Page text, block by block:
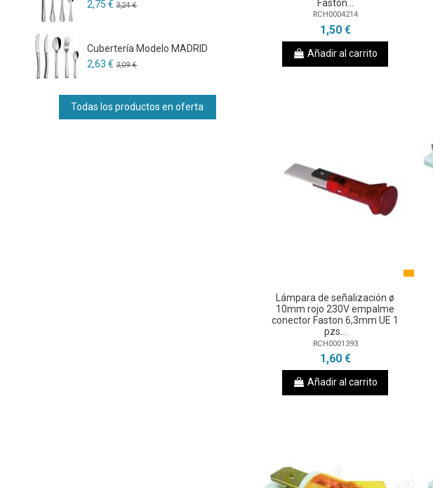
Faston...
RCH0004214
1,50 €
Añadir al carrito
Lámpara de señalización ø
10mm rojo 230V empalme
conector Faston 6,3mm UE 1
pzs...
RCH0001393
1,60 €
Añadir al carrito
2,75 € 3,24 €
Cubertería Modelo MADRID
2,63 € 3,09 €
Todas los productos en oferta